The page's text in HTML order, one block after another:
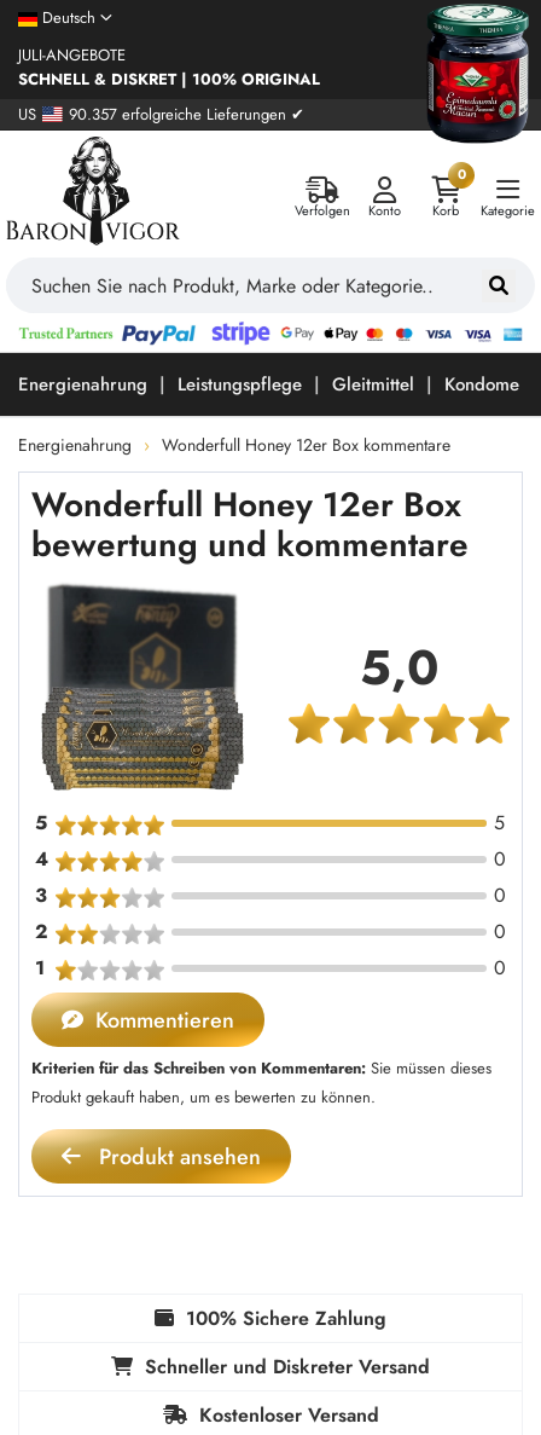
Deutsch
JULI-ANGEBOTE
SCHNELL & DISKRET | 100% ORIGINAL
US
90.357 erfolgreiche Lieferungen ✔
Verfolgen Konto
0
Korb
Kategorie
Energienahrung Leistungspflege Gleitmittel Kondome
Energienahrung Wonderfull Honey 12er Box kommentare
Wonderfull Honey 12er Box
bewertung und kommentare
5,0
5
5
4
0
3
0
2
0
1
0
Kommentieren
Kriterien für das Schreiben von Kommentaren: Sie müssen dieses
Produkt gekauft haben, um es bewerten zu können.
Produkt ansehen
100% Sichere Zahlung
Schneller und Diskreter Versand
Kostenloser Versand